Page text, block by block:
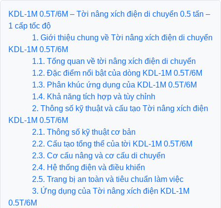
KDL-1M 0.5T/6M – Tời nâng xích điện di chuyển 0.5 tấn –
1 cấp tốc độ
1. Giới thiệu chung về Tời nâng xích điện di chuyển
KDL-1M 0.5T/6M
1.1. Tổng quan về tời nâng xích điện di chuyển
1.2. Đặc điểm nổi bật của dòng KDL-1M 0.5T/6M
1.3. Phân khúc ứng dụng của KDL-1M 0.5T/6M
1.4. Khả năng tích hợp và tùy chỉnh
2. Thông số kỹ thuật và cấu tạo Tời nâng xích điện
KDL-1M 0.5T/6M
2.1. Thông số kỹ thuật cơ bản
​​​​​​​2.2. Cấu tạo tổng thể của tời KDL-1M 0.5T/6M
​​​​​​​2.3. Cơ cấu nâng và cơ cấu di chuyển
2.4. Hệ thống điện và điều khiển
​​​​​​​2.5. Trang bị an toàn và tiêu chuẩn làm việc
3. Ứng dụng của Tời nâng xích điện KDL-1M
0.5T/6M